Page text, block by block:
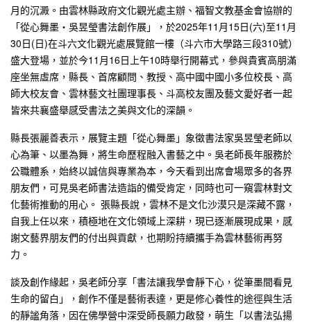
月的沉澱。由雲林縣政府文化觀光處主辦、福智文教基金會協辦的
「從心舞墨‧吳昱瑩書法創作展」，於2025年11月15日(六)至11月
30日(日)在斗六文化觀光處展覽館一樓（斗六市大學路三段310號）
盛大登場，並於今11月16日上午10時舉行開幕式，參與貴賓高朋滿
座坐無虛席，縣長、首席顧問、教授、高中國中國小多位校長、高
師大校友會、雲林藝文社團理事長、斗高校友團及藝文愛好者一起
皆來共襄盛舉感受書法之美與文化的深韻。
縣長張麗善表示，展覽主題「從心舞墨」象徵書法家吳昱瑩老師以
心為筆、以墨為舞，將生命歷程融入書藝之中。吳老師長年服務於
公職體系，始終以誠信與專業為本，今天看到出席會場眾多的各界
朋友們，可見吳老師書法造詣的備受肯定，同時也可一窺雲林對文
化藝術推動的用心。 張縣長說，雲林不是文化沙漠只是深藏不露，
自我上任以來，積極地在文化領域上深耕，現已逐漸展現成果，感
謝文藝界朋友們的付出與貢獻，也期盼持續攜手為雲林藝術再努
力。
談及創作緣起，吳老師分享「書法讓我學會靜下心，從筆墨間看見
生命的留白」，創作不僅是藝術表達，更是修心養性的途徑與生活
的靜謐角落，因在佛學營中深受師長願力啟發，萌生「以書法弘揚